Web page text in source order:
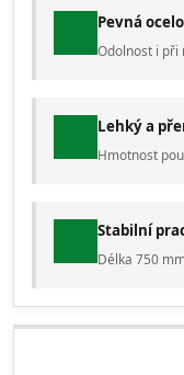
Pevná
Odolnost i při
Lehký a
Hmotnost
Stabilní
Délka 750